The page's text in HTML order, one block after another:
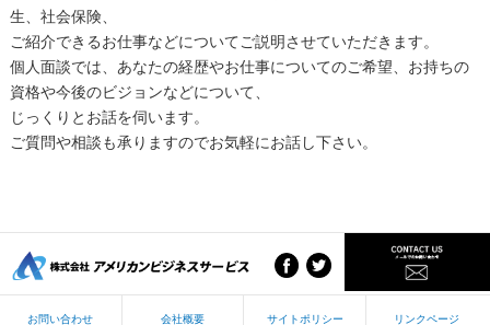
生、社会保険、
ご紹介できるお仕事などについてご説明させていただきます。
個人面談では、あなたの経歴やお仕事についてのご希望、お持ちの
資格や今後のビジョンなどについて、
じっくりとお話を伺います。
ご質問や相談も承りますのでお気軽にお話し下さい。
お問い合わせ 会社概要 サイトポリシー リンクページ